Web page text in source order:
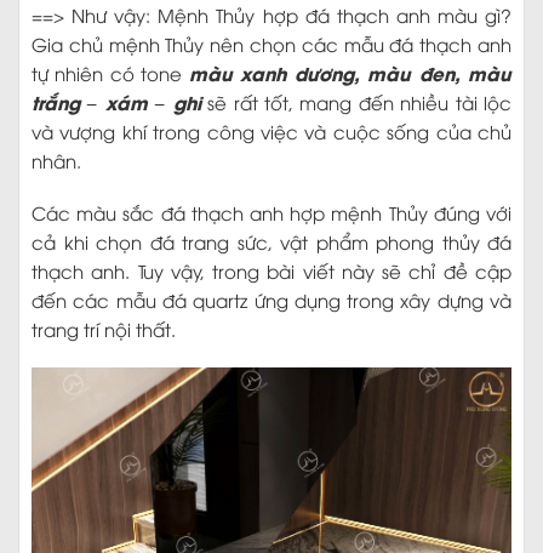
==> Như vậy: Mệnh Thủy hợp đá thạch anh màu gì?
Gia chủ mệnh Thủy nên chọn các mẫu đá thạch anh
tự nhiên có tone màu xanh dương, màu đen, màu
trắng – xám – ghisẽ rất tốt, mang đến nhiều tài lộc
và vượng khí trong công việc và cuộc sống của chủ
nhân.
Các màu sắc đá thạch anh hợp mệnh Thủy đúng với
cả khi chọn đá trang sức, vật phẩm phong thủy đá
thạch anh. Tuy vậy, trong bài viết này sẽ chỉ đề cập
đến các mẫu đá quartz ứng dụng trong xây dựng và
trang trí nội thất.